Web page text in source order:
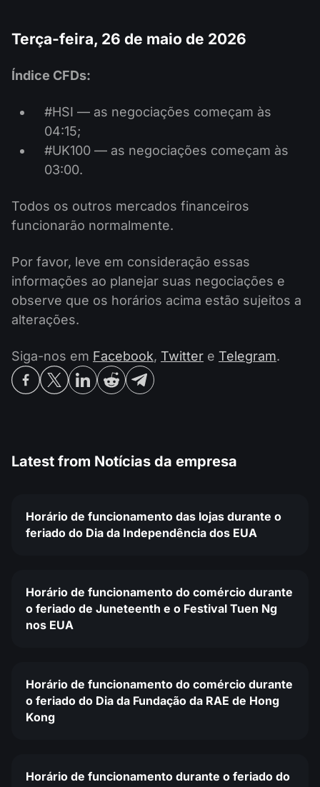
Terça-feira, 26 de maio de 2026
Índice CFDs:
#HSI — as negociações começam às
04:15;
#UK100 — as negociações começam às
03:00.
Todos os outros mercados financeiros
funcionarão normalmente.
Por favor, leve em consideração essas
informações ao planejar suas negociações e
observe que os horários acima estão sujeitos a
alterações.
Siga-nos em Facebook, Twitter e Telegram.
Latest from Notícias da empresa
Horário de funcionamento das lojas durante o
feriado do Dia da Independência dos EUA
Horário de funcionamento do comércio durante
o feriado de Juneteenth e o Festival Tuen Ng
nos EUA
Horário de funcionamento do comércio durante
o feriado do Dia da Fundação da RAE de Hong
Kong
Horário de funcionamento durante o feriado do